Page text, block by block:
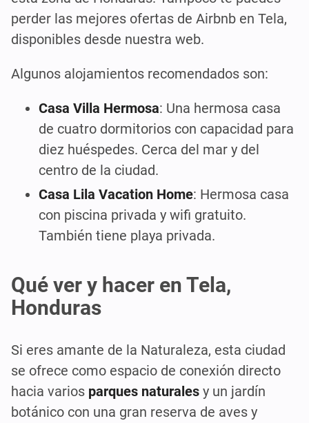
perder las mejores ofertas de Airbnb en Tela,
disponibles desde nuestra web.
Algunos alojamientos recomendados son:
Casa Villa Hermosa: Una hermosa casa
de cuatro dormitorios con capacidad para
diez huéspedes. Cerca del mar y del
centro de la ciudad.
Casa Lila Vacation Home: Hermosa casa
con piscina privada y wifi gratuito.
También tiene playa privada.
Qué ver y hacer en Tela,
Honduras
Si eres amante de la Naturaleza, esta ciudad
se ofrece como espacio de conexión directo
hacia varios parques naturales y un jardín
botánico con una gran reserva de aves y